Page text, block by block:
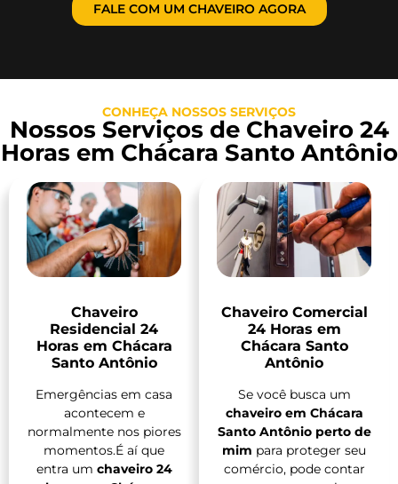
FALE COM UM CHAVEIRO AGORA
CONHEÇA NOSSOS SERVIÇOS
Nossos Serviços de Chaveiro 24
Horas em Chácara Santo Antônio
Chaveiro
Residencial 24
Horas em Chácara
Santo Antônio
Emergências em casa
acontecem e
normalmente nos piores
momentos.É aí que
entra um chaveiro 24
Chaveiro Comercial
24 Horas em
Chácara Santo
Antônio
Se você busca um
chaveiro em Chácara
Santo Antônio perto de
mim para proteger seu
comércio, pode contar